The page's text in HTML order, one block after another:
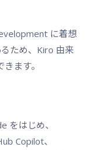
に着想
ため、Kiro 由来
ます。
をはじめ、
Copilot、